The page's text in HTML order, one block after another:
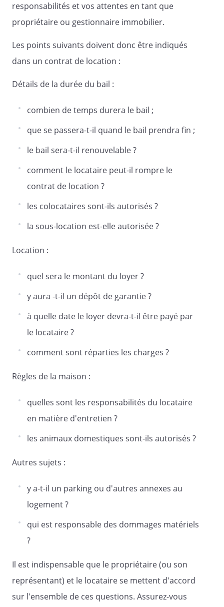
occuper les lieux loués et en user
paisiblement tant par lui-même que
partie, son droit à la présente location,
ni sous-louer les lieux loués; ne
pouvoir se substituer quelque
lieux loués, même temporairement, à
des tiers, sans l'autorisation du
propriétaire ;
prendre à sa charge et exécuter,
pendant le cours de l'occupation, dès
qu'ils seront nécessaires, l'entretien
courant des lieux loués et des
équipements, les menues réparations
sauf si celles-ci sont occasionnées par
construction, cas fortuit ou force
pendant toute son occupation en bon
d'entretien courant.
Article 14 - Dossier de Diagnostic
Technique
annexé au présent contrat de location. Ce
en fonction de la situation du bien,
un état des servitudes "risques" et
, si le logement se trouve dans une
prévention des risques technologiques
ou par un Plan de prévention des
conformément aux dispositions de
si le bien immobilier a déjà fait l'objet
d'un sinistre ayant donné lieu à
indemnisation, le propriétaire
annexe aux présentes un descriptif
responsabilités et vos attentes en tant que
propriétaire ou gestionnaire immobilier.
Les points suivants doivent donc être indiqués
dans un contrat de location :
Détails de la durée du bail :
combien de temps durera le bail ;
que se passera-t-il quand le bail prendra fin ;
le bail sera-t-il renouvelable ?
comment le locataire peut-il rompre le
contrat de location ?
les colocataires sont-ils autorisés ?
la sous-location est-elle autorisée ?
Location :
quel sera le montant du loyer ?
y aura -t-il un dépôt de garantie ?
à quelle date le loyer devra-t-il être payé par
le locataire ?
comment sont réparties les charges ?
Règles de la maison :
quelles sont les responsabilités du locataire
en matière d'entretien ?
les animaux domestiques sont-ils autorisés ?
Autres sujets :
y a-t-il un parking ou d'autres annexes au
logement ?
qui est responsable des dommages matériels
?
Il est indispensable que le propriétaire (ou son
représentant) et le locataire se mettent d'accord
sur l'ensemble de ces questions. Assurez-vous